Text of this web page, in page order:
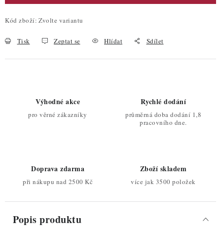
Kód zboží: Zvolte variantu
Tisk Zeptat se Hlídat Sdílet
Výhodné akce
pro věrné zákazníky
Rychlé dodání
průměrná doba dodání 1,8
pracovního dne.
Doprava zdarma
při nákupu nad 2500 Kč
Zboží skladem
více jak 3500 položek
Popis produktu